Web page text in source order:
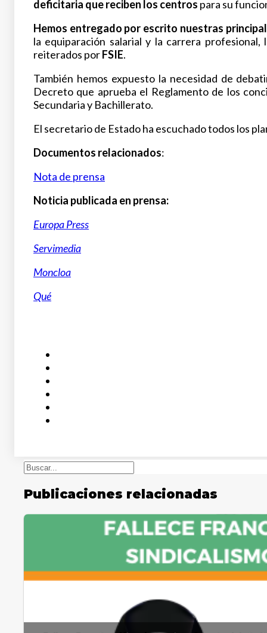
deficitaria que reciben los centros para su
Hemos entregado por escrito nuestras
la equiparación salarial y la carrera
reiterados porFSIE.
También hemos expuesto la necesidad de
Decreto que aprueba el Reglamento de los
Secundaria y Bachillerato.
El secretario de Estado ha escuchado todos los
Documentos relacionados:
Nota de prensa
Noticia publicada en prensa:
Europa Press
Servimedia
Moncloa
Qué
Buscar
Publicaciones relacionadas